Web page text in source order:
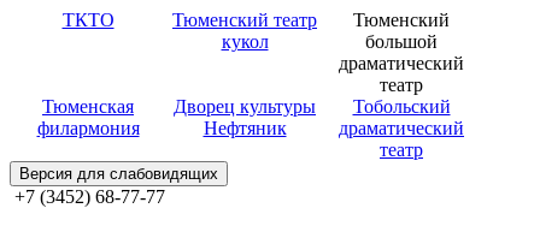
ТКТО
Тюменский театр
кукол
Тюменский
большой
драматический
театр
Тюменская
филармония
Дворец культуры
Нефтяник
Тобольский
драматический
театр
Версия для слабовидящих
+7 (3452) 68-77-77